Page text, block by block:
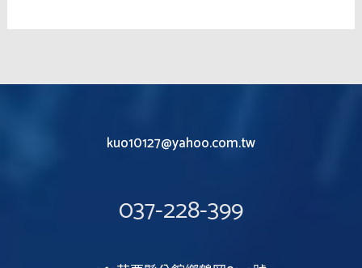
kuo10127@yahoo.com.tw
037-228-399